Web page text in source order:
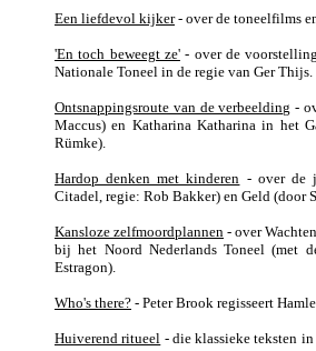
Een liefdevol kijker- over de toneelfilms
'En toch beweegt ze'- over de
Nationale Toneel in de regie van Ger Thijs.
Ontsnappingsroute van de verbeelding -
Maccus) en Katharina Katharina in het
Rümke).
Hardop denken met kinderen - over de
Citadel, regie: Rob Bakker) en Geld (door
Kansloze zelfmoordplannen - over
bij het Noord Nederlands Toneel (met
Estragon).
Who's there? - Peter Brook regisseert
Huiverend ritueel - die klassieke teksten